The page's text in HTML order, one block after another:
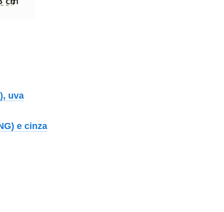
uva
e cinza